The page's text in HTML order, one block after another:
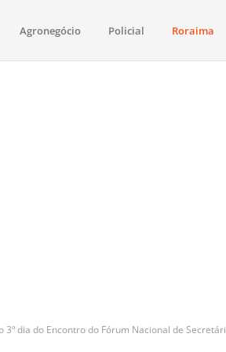
acontecimentos de Boa Vista e
Agronegócio Policial Roraima
dia do Encontro do Fórum Nacional de